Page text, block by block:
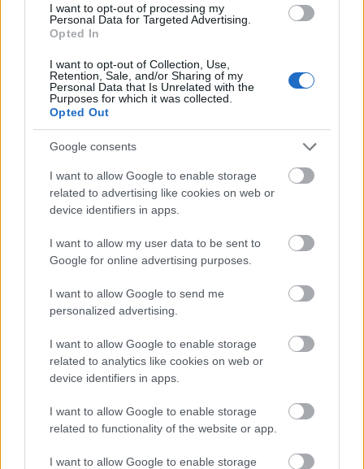
I want to opt-out of processing my
Personal Data for Targeted Advertising.
Opted In
I want to opt-out of Collection, Use,
Retention, Sale, and/or Sharing of my
Personal Data that Is Unrelated with the
Purposes for which it was collected.
Opted Out
Google consents
I want to allow Google to enable storage
related to advertising like cookies on web or
device identifiers in apps.
I want to allow my user data to be sent to
Google for online advertising purposes.
I want to allow Google to send me
personalized advertising.
I want to allow Google to enable storage
related to analytics like cookies on web or
device identifiers in apps.
I want to allow Google to enable storage
related to functionality of the website or app.
I want to allow Google to enable storage
Hitelfordulat 2026: elzárja a pénzcsapot az
állam
gyorsabban fut, mint a jog
ELEMZÉSEK 2026. júl. 21.